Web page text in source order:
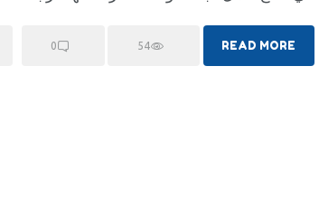
READ MORE
54
0